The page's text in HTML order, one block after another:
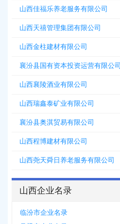
山西佳福乐养老服务有限公司
山西天禧管理集团有限公司
山西金柱建材有限公司
襄汾县国有资本投资运营有限公司
山西襄陵酒业有限公司
山西瑞鑫泰矿业有限公司
襄汾县奥淇贸易有限公司
山西程博建材有限公司
山西尧天舜日养老服务有限公司
山西企业名录
临汾市企业名录